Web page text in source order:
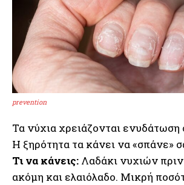
prevention
Τα νύχια χρειάζονται
Η ξηρότητα τα κάνει να «σπάνε»
Τι να κάνεις: Λαδάκι νυχιών
ακόμη και ελαιόλαδο. Μικρή